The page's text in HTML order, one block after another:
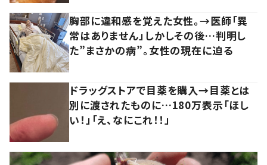
胸部に違和感を覚えた女性。→医師「異
常はありません」しかしその後…判明し
た”まさかの病”。女性の現在に迫る
ドラッグストアで目薬を購入→目薬とは
別に渡されたものに…180万表示「ほし
い！」「え、なにこれ！！」